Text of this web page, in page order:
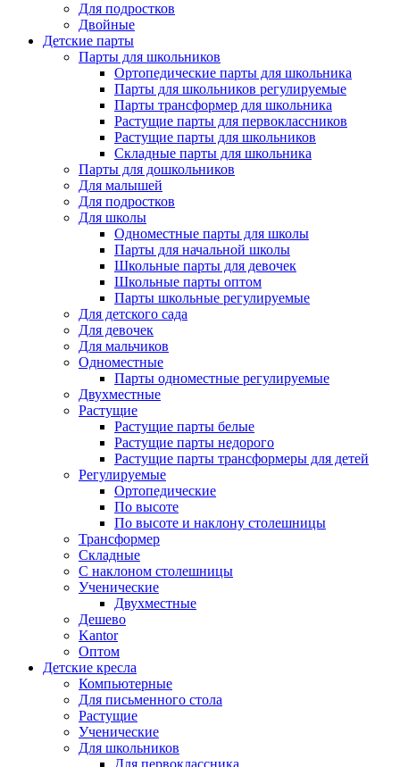
Для подростков
Двойные
Детские парты
Парты для школьников
Ортопедические парты для школьника
Парты для школьников регулируемые
Парты трансформер для школьника
Растущие парты для первоклассников
Растущие парты для школьников
Складные парты для школьника
Парты для дошкольников
Для малышей
Для подростков
Для школы
Одноместные парты для школы
Парты для начальной школы
Школьные парты для девочек
Школьные парты оптом
Парты школьные регулируемые
Для детского сада
Для девочек
Для мальчиков
Одноместные
Парты одноместные регулируемые
Двухместные
Растущие
Растущие парты белые
Растущие парты недорого
Растущие парты трансформеры для детей
Регулируемые
Ортопедические
По высоте
По высоте и наклону столешницы
Трансформер
Складные
С наклоном столешницы
Ученические
Двухместные
Дешево
Kantor
Оптом
Детские кресла
Компьютерные
Для письменного стола
Растущие
Ученические
Для школьников
Для первоклассника